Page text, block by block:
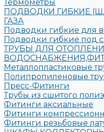
Термометры
ПОДВОДКИ ГИБКИЕ
ГАЗА
Подводки гибкие для
Подводки гибкие под
ТРУБЫ ДЛЯ
Металлопластиковые
Полипропиленовые
Пресс-Фитинги
Трубы из сшитого
Фитинги аксиальные
Фитинги
Фитинги резьбовые